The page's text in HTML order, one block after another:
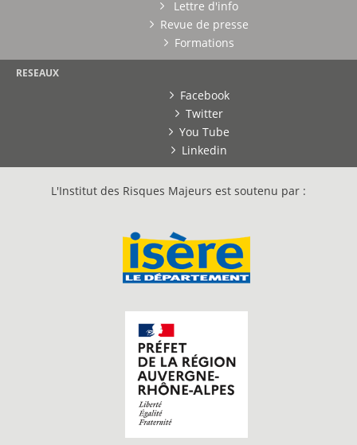
Lettre d'info
Revue de presse
Formations
RESEAUX
Facebook
Twitter
You Tube
Linkedin
L'Institut des Risques Majeurs est soutenu par :